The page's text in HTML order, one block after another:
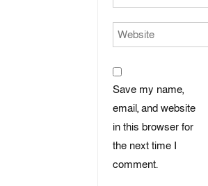
Save my name,
email, and website
in this browser for
the next time I
comment.